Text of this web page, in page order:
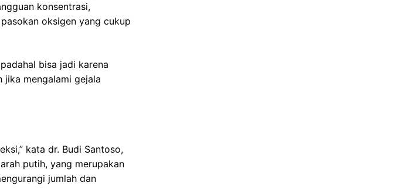
konsentrasi,
oksigen yang cukup
bisa jadi karena
jika mengalami gejala
kata dr. Budi Santoso,
putih, yang merupakan
jumlah dan